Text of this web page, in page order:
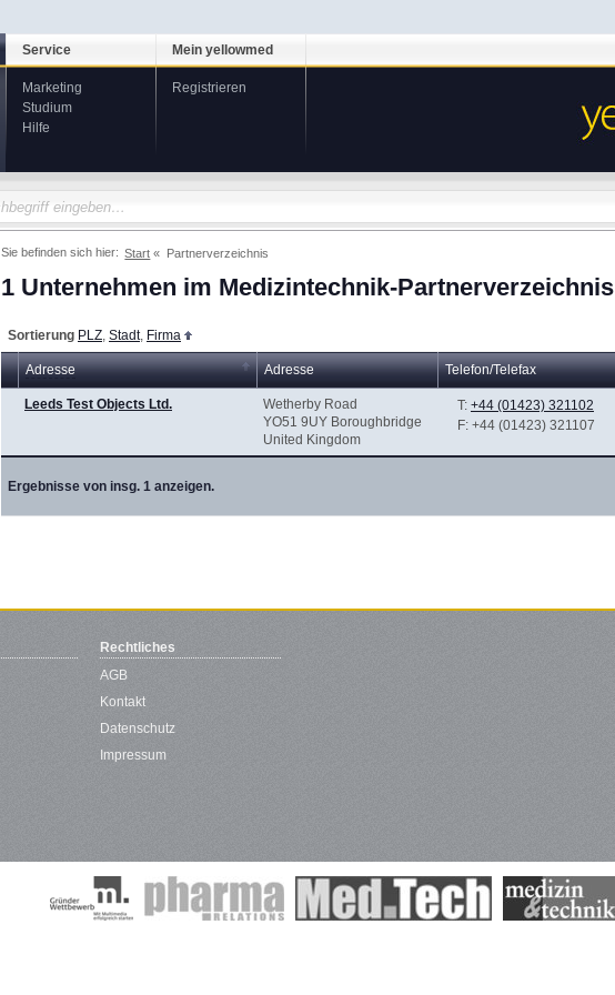
Service
Marketing
Studium
Hilfe
Mein yellowmed
Registrieren
Sie befinden sich hier: Start Partnerverzeichnis
1 Unternehmen im Medizintechnik-Partnerverzeichnis
Sortierung PLZ Stadt, Firma
Adresse Adresse Telefon/Telefax
Ergebnisse von insg. 1 anzeigen.
Leeds Test Objects Ltd.
Wetherby Road
YO51 9UY Boroughbridge
United Kingdom
T: +44 (01423) 321102
F: +44 (01423) 321107
Rechtliches
AGB
Kontakt
Datenschutz
Impressum